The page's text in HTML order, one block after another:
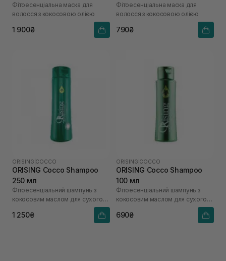
Фітоесенціальна маска для
волосся з кокосовою олією
1 900₴
Фітоесенціальна маска для
волосся з кокосовою олією
790₴
ORISING COCCO
ORISING Cocco Shampoo
250 мл
Фітоесенціальний шампунь з
кокосовим маслом для сухого
1 250₴
ORISING COCCO
ORISING Cocco Shampoo
100 мл
Фітоесенціальний шампунь з
кокосовим маслом для сухого
690₴